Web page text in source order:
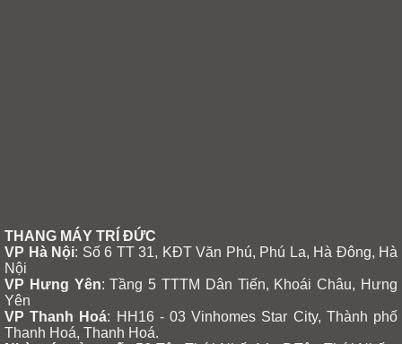
THANG MÁY TRÍ ĐỨC
VP Hà Nội: Số 6 TT 31, KĐT Văn Phú, Phú La, Hà Đông, Hà
Nội
VP Hưng Yên: Tầng 5 TTTM Dân Tiến, Khoái Châu, Hưng
Yên
VP Thanh Hoá: HH16 - 03 Vinhomes Star City, Thành phố
Thanh Hoá, Thanh Hoá.